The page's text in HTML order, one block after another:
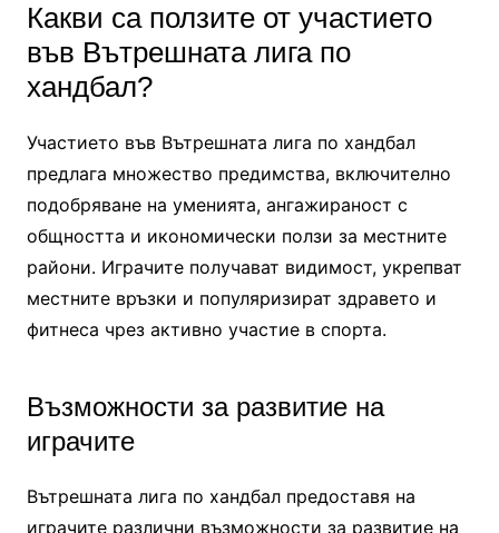
Какви са ползите от участието
във Вътрешната лига по
хандбал?
Участието във Вътрешната лига по хандбал
предлага множество предимства, включително
подобряване на уменията, ангажираност с
общността и икономически ползи за местните
райони. Играчите получават видимост, укрепват
местните връзки и популяризират здравето и
фитнеса чрез активно участие в спорта.
Възможности за развитие на
играчите
Вътрешната лига по хандбал предоставя на
играчите различни възможности за развитие на